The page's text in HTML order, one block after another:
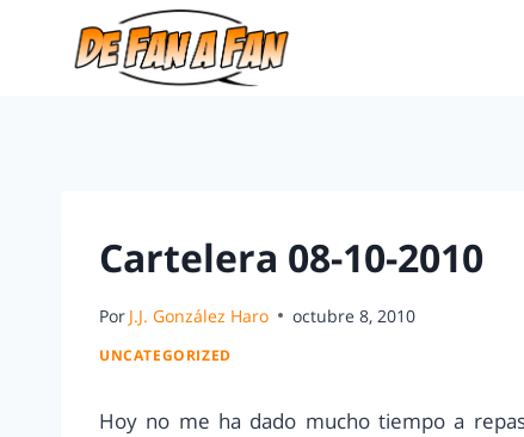
Cartelera 08-10-2010
Por J.J. González Haro octubre 8, 2010
UNCATEGORIZED
Hoy no me ha dado mucho tiempo a